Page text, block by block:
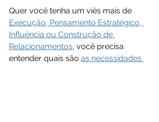
Quer você tenha um viés mais de
Execução, Pensamento Estratégico,
Influência ou Construção de
Relacionamentos, você precisa
entender quais são as necessidades